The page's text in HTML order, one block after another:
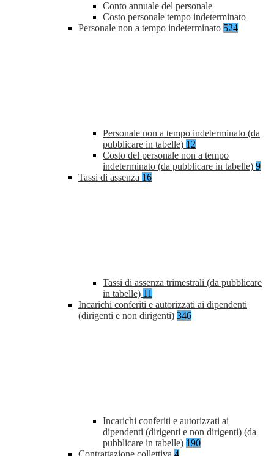
Conto annuale del personale
Costo personale tempo indeterminato
Personale non a tempo indeterminato 524
Personale non a tempo indeterminato (da
pubblicare in tabelle) 12
Costo del personale non a tempo
indeterminato (da pubblicare in tabelle) 9
Tassi di assenza 16
Tassi di assenza trimestrali (da pubblicare
in tabelle) 11
Incarichi conferiti e autorizzati ai dipendenti
(dirigenti e non dirigenti) 346
Incarichi conferiti e autorizzati ai
dipendenti (dirigenti e non dirigenti) (da
pubblicare in tabelle) 190